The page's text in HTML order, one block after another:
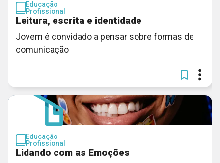
Educação
Profissional
Leitura, escrita e identidade
Jovem é convidado a pensar sobre formas de
comunicação
Educação
Profissional
Lidando com as Emoções